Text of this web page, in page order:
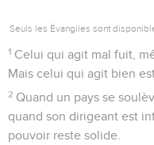
Seuls les Évangiles sont
1 Celui qui agit mal fuit,
Mais celui qui agit bien
2 Quand un pays se
quand son dirigeant est
pouvoir reste solide.